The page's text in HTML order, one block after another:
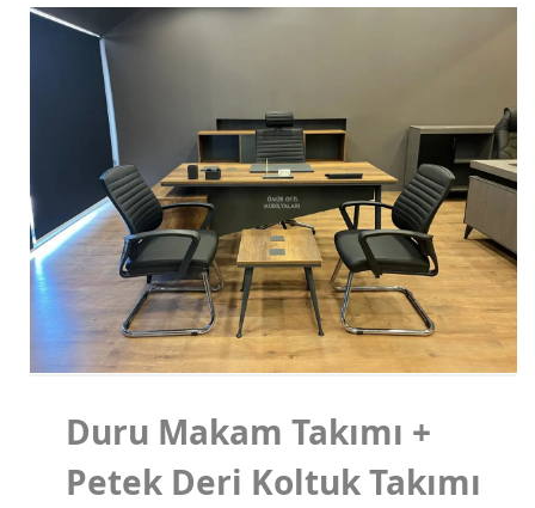
Koltuklu Makam Setleri
Makam Takımları
Toplantı Masaları
Oturma Grupları
Koltuk Takımları
Makam Koltukları
Misafir Koltukları
Duru Makam Takımı +
Petek Deri Koltuk Takımı